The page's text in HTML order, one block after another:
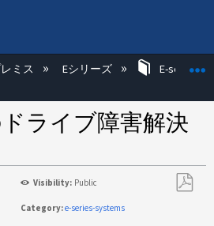
を展開/折りたたむ
ミス Eシリーズ E-series
ライブ障害解決
Visibility: Public
Category:e-series-systems